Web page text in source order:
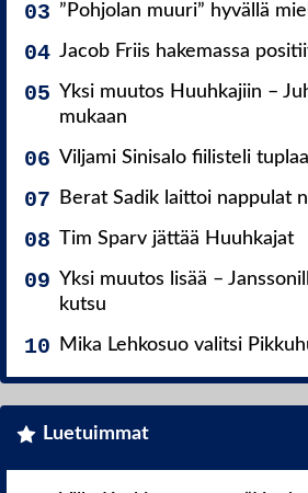
”Pohjolan muuri” hyvällä
Jacob Friis hakemassa
Yksi muutos Huuhkajiin –
mukaan
Viljami Sinisalo fiilisteli tuplaa
Berat Sadik laittoi nappulat
Tim Sparv jättää Huuhkajat
Yksi muutos lisää –
kutsu
Mika Lehkosuo valitsi
Luetuimmat